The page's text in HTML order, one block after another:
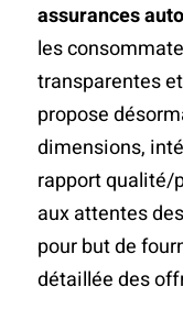
assurances
les
transparentes
propose
dimensions,
rapport qualité/
aux attentes
pour but de
détaillée des